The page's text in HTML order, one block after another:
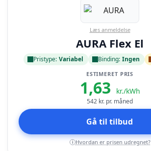
Læs anmeldelse
AURA Flex El
Pristype: Variabel Binding: Ingen
ESTIMERET PRIS
1,63 kr./kWh
542 kr. pr. måned
Gå til tilbud
i Hvordan er prisen udregnet?